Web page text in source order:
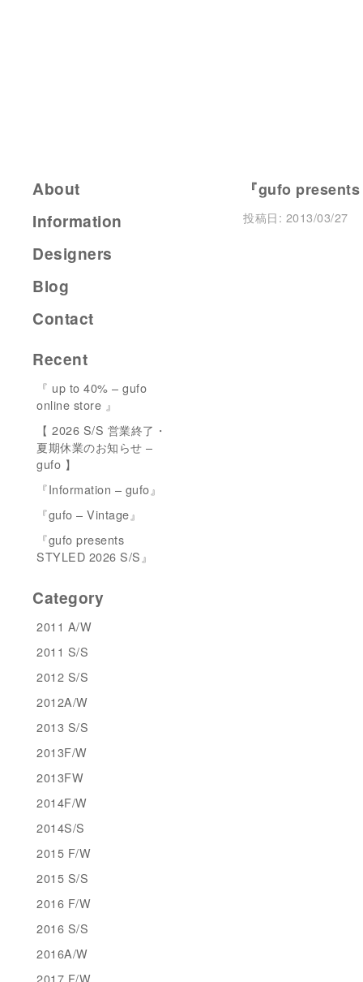
『gufo
投稿日: 2013/03/27
About
Information
Designers
Blog
Contact
Recent
『 up to 40% – gufo
online store 』
【 2026 S/S 営業終了・
夏期休業のお知らせ –
gufo 】
『Information – gufo』
『gufo – Vintage』
『gufo presents
STYLED 2026 S/S』
Category
2011 A/W
2011 S/S
2012 S/S
2012A/W
2013 S/S
2013F/W
2013FW
2014F/W
2014S/S
2015 F/W
2015 S/S
2016 F/W
2016 S/S
2016A/W
2017 F/W